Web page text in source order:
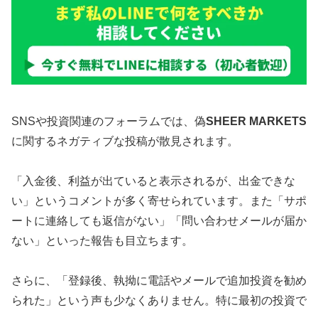
SNSや投資関連のフォーラムでは、偽SHEER MARKETS
に関するネガティブな投稿が散見されます。
「入金後、利益が出ていると表示されるが、出金できな
い」というコメントが多く寄せられています。また「サポ
ートに連絡しても返信がない」「問い合わせメールが届か
ない」といった報告も目立ちます。
さらに、「登録後、執拗に電話やメールで追加投資を勧め
られた」という声も少なくありません。特に最初の投資で